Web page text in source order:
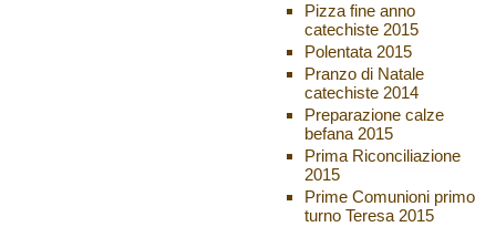
Pizza fine anno
catechiste 2015
Polentata 2015
Pranzo di Natale
catechiste 2014
Preparazione calze
befana 2015
Prima Riconciliazione
2015
Prime Comunioni primo
turno Teresa 2015